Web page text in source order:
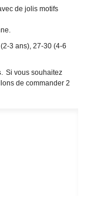
de jolis motifs
3 ans), 27-30 (4-6
. Si vous souhaitez
de commander 2